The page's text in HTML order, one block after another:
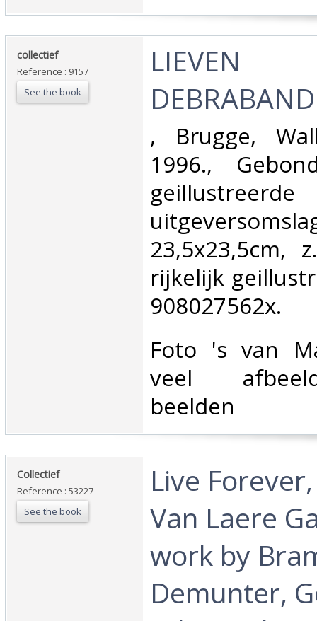
‎collectief‎
Reference : 9157
See the book
‎LIEVEN
‎, Brugge,
1996.,
geillustreerde
23,5x23,5cm,
rijkelijk
908027562x.‎
‎Foto 's van
veel
beelden‎
‎Collectief‎
Reference : 53227
See the book
‎Live
Van Laere
work by
Demunter,